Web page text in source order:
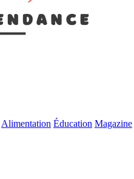
Alimentation Éducation Magazine